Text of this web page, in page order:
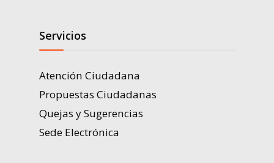
Servicios
Atención Ciudadana
Propuestas Ciudadanas
Quejas y Sugerencias
Sede Electrónica